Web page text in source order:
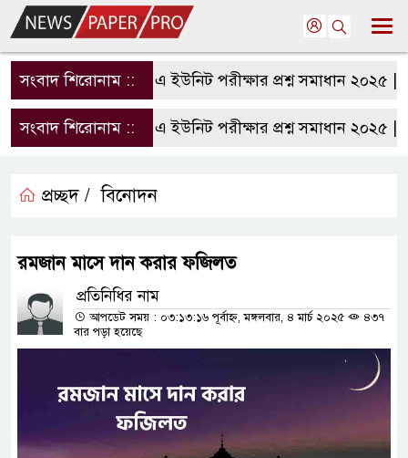
সংবাদ শিরোনাম ::রাবি এ ইউনিট পরীক্ষার প্রশ্ন সমাধান ২০২৫ |
সংবাদ শিরোনাম ::রাবি এ ইউনিট পরীক্ষার প্রশ্ন সমাধান ২০২৫ |
প্রচ্ছদ / বিনোদন
রমজান মাসে দান করার ফজিলত
প্রতিনিধির নাম
আপডেট সময় : ০৩:১৩:১৬ পূর্বাহ্ন, মঙ্গলবার, ৪ মার্চ ২০২৫
৪৩৭
বার পড়া হয়েছে